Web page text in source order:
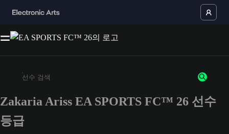
최소 3자 이상의 문자 또는 숫자를 입력하세요
Zakaria Ariss EA SPORTS FC™ 26 선수
등급